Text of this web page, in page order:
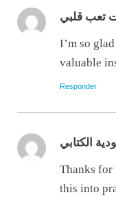
تعب قلبي
I’m so
valuable
Responder
الكتابي
Thanks for
this into